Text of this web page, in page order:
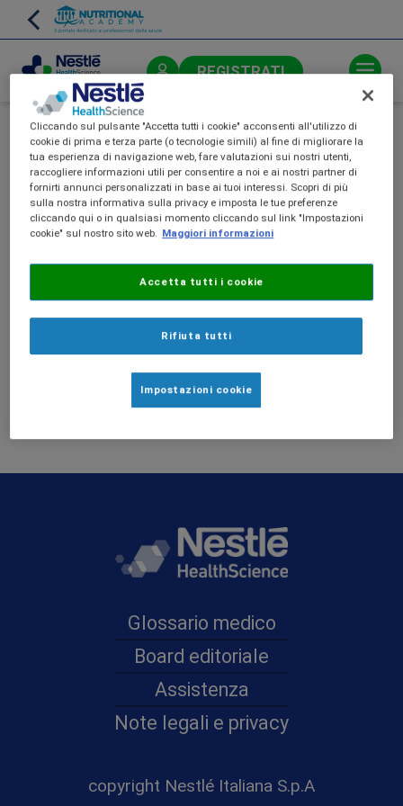
content
REGISTRATI
Questa è una area riservata ai
farmacisti.
Glossario medico
Board editoriale
Assistenza
Note legali e privacy
copyright Nestlé Italiana S.p.A
Cliccando sul pulsante "Accetta tutti i cookie" acconsenti all'utilizzo di
cookie di prima e terza parte (o tecnologie simili) al fine di migliorare la
tua esperienza di navigazione web, fare valutazioni sui nostri utenti,
raccogliere informazioni utili per consentire a noi e ai nostri partner di
fornirti annunci personalizzati in base ai tuoi interessi. Scopri di più
sulla nostra informativa sulla privacy e imposta le tue preferenze
cliccando qui o in qualsiasi momento cliccando sul link "Impostazioni
cookie" sul nostro sito web.
Maggiori informazioni
Rifiuta tutti
Accetta tutti i cookie
Impostazioni cookie